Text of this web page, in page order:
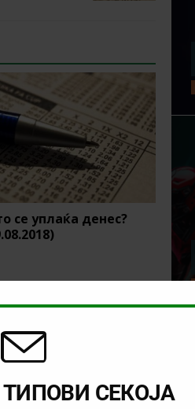
се уплаќа денес?
СЕКОЈА